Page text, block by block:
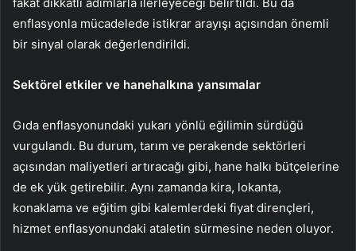
fakat dikkatli adımlarla ilerleyeceği belirtildi. Bu da
enflasyonla mücadelede istikrar arayışı açısından önemli
bir sinyal olarak değerlendirildi.
Sektörel etkiler ve hanehalkına yansımalar
Gıda enflasyonundaki yukarı yönlü eğilimin sürdüğü
vurgulandı. Bu durum, tarım ve perakende sektörleri
açısından maliyetleri artıracağı gibi, hane halkı bütçelerine
de ek yük getirebilir. Aynı zamanda kira, lokanta,
konaklama ve eğitim gibi kalemlerdeki fiyat dirençleri,
hizmet enflasyonundaki ataletin sürmesine neden oluyor.